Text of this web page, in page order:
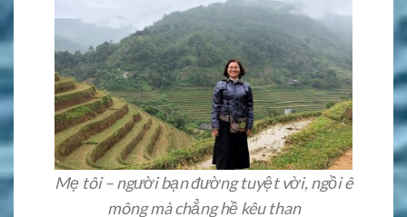
Mẹ tôi – người bạn đường tuyệt vời, ngồi ê
mông mà chẳng hề kêu than